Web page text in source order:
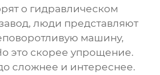
о гидравлическом
, люди представляют
машину,
это скорее упрощение.
сложнее и интереснее.